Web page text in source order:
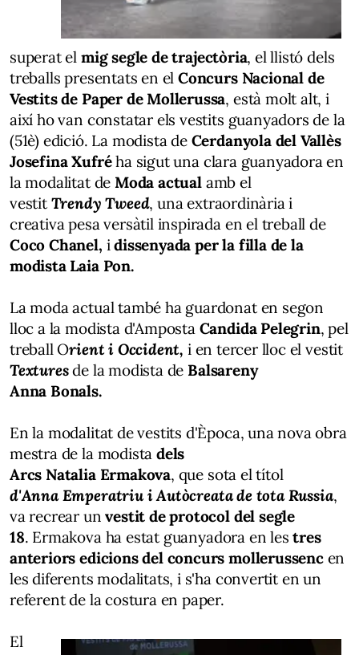
superat el mig segle de trajectòria, el llistó dels
treballs presentats en elConcurs Nacional de
Vestits de Paper de Mollerussa, està molt alt, i
així ho van constatar els vestits guanyadors de la
(51è) edició. La modista de Cerdanyola del Vallès
JosefinaXufréha sigut una clara guanyadora en
la modalitat de Moda actualamb el
vestit Trendy Tweed, unaextraordinàriai
creativa pesa versàtil inspirada en el treball de
CocoChanel, idissenyada per la filla de la
modista Laia Pon.
La moda actual també ha guardonat en segon
lloc a la modista d'Amposta Candida Pelegrin, pel
treball Orient i Occident, i en tercer lloc el vestit
Texturesde la modista de Balsareny
Anna Bonals.
En la modalitat de vestits d'Època, una nova obra
mestra de la modista dels
ArcsNatalia Ermakova, que sota el títol
d'AnnaEmperatriuiAutòcreatade totaRussia,
va recrear unvestit de protocol del segle
18. Ermakovaha estat guanyadora en lestres
anteriors edicions del concurs mollerussencen
les diferents modalitats, i s'ha convertit en un
referent de la costura en paper.
El